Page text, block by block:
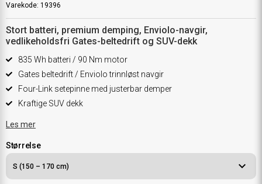
Varekode: 19396
Stort batteri, premium demping, Enviolo-navgir,
vedlikeholdsfri Gates-beltedrift og SUV-dekk
835 Wh batteri / 90 Nm motor
Gates beltedrift / Enviolo trinnløst navgir
Four-Link setepinne med justerbar demper
Kraftige SUV dekk
Les mer
Størrelse